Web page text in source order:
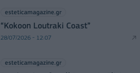
esteticamagazine.gr
“Kokoon Loutraki Coast”
28/07/2026 - 12:07
esteticamagazine.gr